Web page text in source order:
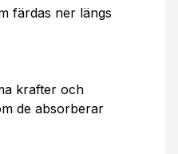
färdas ner längs
krafter och
de absorberar